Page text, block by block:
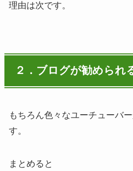
理由は次です。
２．ブログが勧められ
もちろん色々なユーチューバ
す。
まとめると